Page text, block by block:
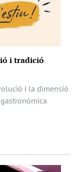
i tradició
i la dimensió